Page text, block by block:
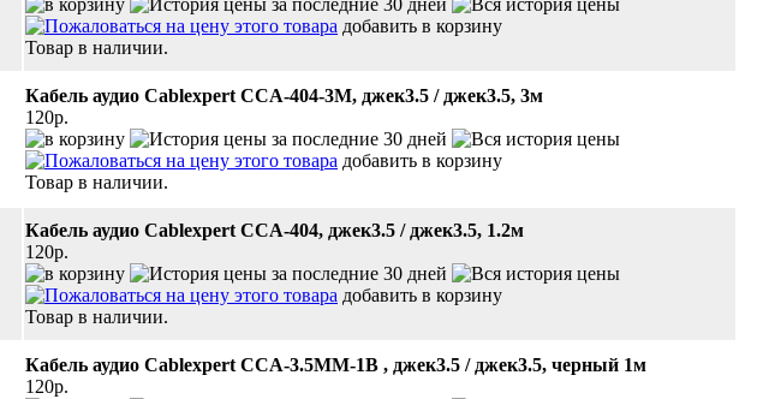
добавить в корзину
Товар в наличии.
Кабель аудио Cablexpert CCA-404-3M, джек3.5 / джек3.5, 3м
120p.
добавить в корзину
Товар в наличии.
Кабель аудио Cablexpert CCA-404, джек3.5 / джек3.5, 1.2м
120p.
добавить в корзину
Товар в наличии.
Кабель аудио Cablexpert CCA-3.5MM-1B , джек3.5 / джек3.5, черный 1м
120p.